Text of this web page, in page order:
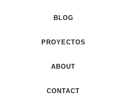
BLOG
PROYECTOS
ABOUT
CONTACT